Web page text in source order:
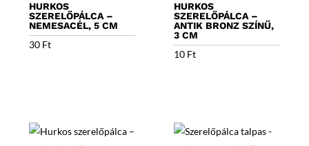
HURKOS
SZERELŐPÁLCA –
NEMESACÉL, 5 CM
30 Ft
HURKOS
SZERELŐPÁLCA –
ANTIK BRONZ SZÍNŰ,
3 CM
10 Ft